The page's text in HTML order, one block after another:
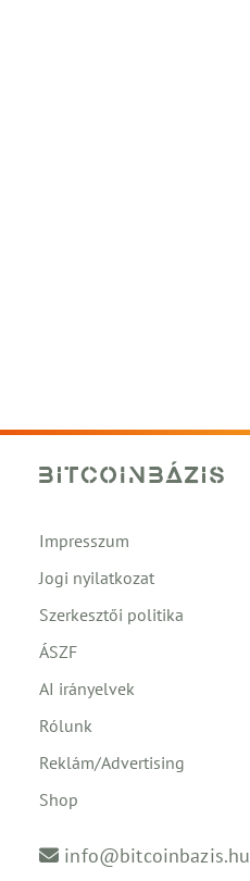
Impresszum
Jogi nyilatkozat
Szerkesztői politika
ÁSZF
AI irányelvek
Rólunk
Reklám/Advertising
Shop
info@bitcoinbazis.hu